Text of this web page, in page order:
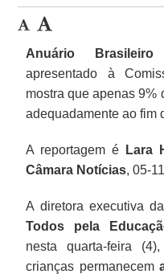
Anuário
apresentado à
mostra que apenas 9%
adequadamente ao fim
A reportagem é Lara
Câmara Notícias, 05-
A diretora executiva
Todos pela
nesta quarta-feira
crianças permanecem